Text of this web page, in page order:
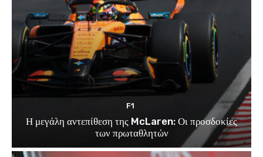
F1
Η μεγάλη αντεπίθεση της McLaren: Οι προσδοκίες
των πρωταθλητών